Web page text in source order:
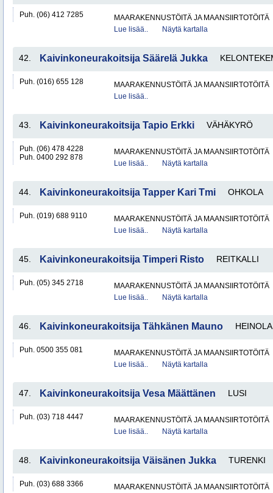
Puh. (06) 412 7285
MAARAKENNUSTÖITÄ JA MAANSIIRTOTÖITÄ
Lue lisää..
Näytä kartalla
42. Kaivinkoneurakoitsija Säärelä Jukka
Puh. (016) 655 128
MAARAKENNUSTÖITÄ JA MAANSIIRTOTÖITÄ
Lue lisää..
43. Kaivinkoneurakoitsija Tapio Erkki VÄHÄKYRÖ
Puh. (06) 478 4228
Puh. 0400 292 878
MAARAKENNUSTÖITÄ JA MAANSIIRTOTÖITÄ
Lue lisää..
Näytä kartalla
44. Kaivinkoneurakoitsija Tapper Kari Tmi OHKOLA
Puh. (019) 688 9110
MAARAKENNUSTÖITÄ JA MAANSIIRTOTÖITÄ
Lue lisää..
Näytä kartalla
45. Kaivinkoneurakoitsija Timperi Risto REITKALLI
Puh. (05) 345 2718
MAARAKENNUSTÖITÄ JA MAANSIIRTOTÖITÄ
Lue lisää..
Näytä kartalla
46. Kaivinkoneurakoitsija Tähkänen Mauno HEINOLA
Puh. 0500 355 081
MAARAKENNUSTÖITÄ JA MAANSIIRTOTÖITÄ
Lue lisää..
Näytä kartalla
47. Kaivinkoneurakoitsija Vesa Määttänen LUSI
Puh. (03) 718 4447
MAARAKENNUSTÖITÄ JA MAANSIIRTOTÖITÄ
Lue lisää..
Näytä kartalla
48. Kaivinkoneurakoitsija Väisänen Jukka TURENKI
Puh. (03) 688 3366
MAARAKENNUSTÖITÄ JA MAANSIIRTOTÖITÄ